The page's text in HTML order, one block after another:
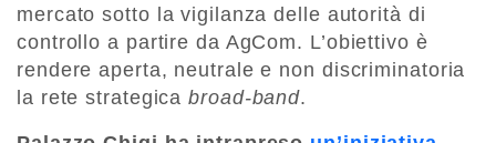
mercato sotto la vigilanza delle autorità di
controllo a partire da AgCom. L’obiettivo è
rendere aperta, neutrale e non discriminatoria
la rete strategicabroad-band.